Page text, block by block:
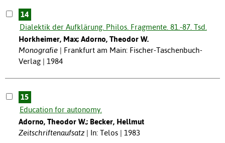
14
Dialektik der Aufklärung. Philos. Fragmente. 81.-87. Tsd.
Horkheimer, Max; Adorno, Theodor W.
Monografie
Frankfurt am Main: Fischer-Taschenbuch-
Verlag | 1984
15
Education for autonomy.
Adorno, Theodor W.; Becker, Hellmut
Zeitschriftenaufsatz
In: Telos | 1983